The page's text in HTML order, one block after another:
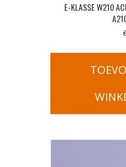
E-KLASSE W210